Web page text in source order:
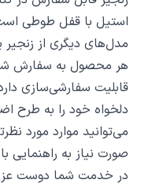
استیل با قفل طوطی
مدل‌های دیگری از زنجیر
هر محصول به سفارش
قابلیت سفارشی‌سازی
دلخواه خود را به طرح
می‌توانید موارد مورد
صورت نیاز به راهنمایی
در خدمت شما دوست